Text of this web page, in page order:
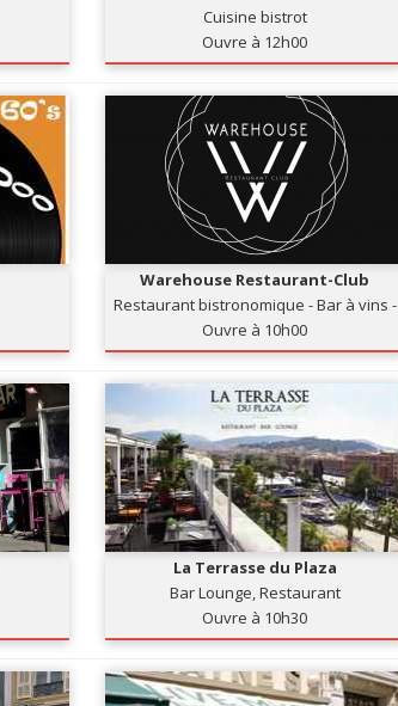
Cuisine bistrot
Ouvre à 12h00
Warehouse Restaurant-Club
Restaurant bistronomique - Bar à vins -
Club
Ouvre à 10h00
La Terrasse du Plaza
Bar Lounge, Restaurant
Ouvre à 10h30